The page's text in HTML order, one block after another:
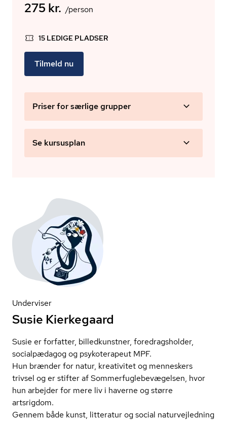
275 kr. /person
15 LEDIGE PLADSER
Tilmeld nu
Priser for særlige grupper
Se kursusplan
Underviser
Susie Kierkegaard
Susie er forfatter, billedkunstner, fored­rags­hol­der,
socialpædagog og psykoterapeut MPF.
Hun brænder for natur, kreativitet og menneskers
trivsel og er stifter af Som­mer­fug­le­be­væ­gel­sen, hvor
hun arbejder for mere liv i haverne og større
artsrigdom.
Gennem både kunst, litteratur og social na­tur­vej­led­ning